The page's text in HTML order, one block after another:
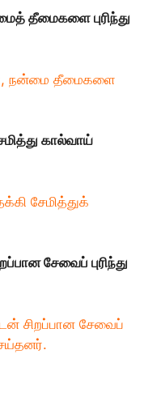
தீமைகளை புரிந்து
நன்மை தீமைகளை
கால்வாய்
சேமித்துக்
சேவைப் புரிந்து
சிறப்பான சேவைப்